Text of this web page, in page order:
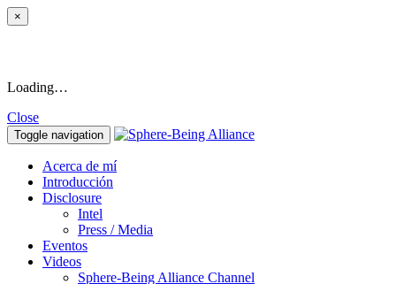
×
Loading…
Close
Toggle navigation
Acerca de mí
Introducción
Disclosure
Intel
Press / Media
Eventos
Videos
Sphere-Being Alliance Channel